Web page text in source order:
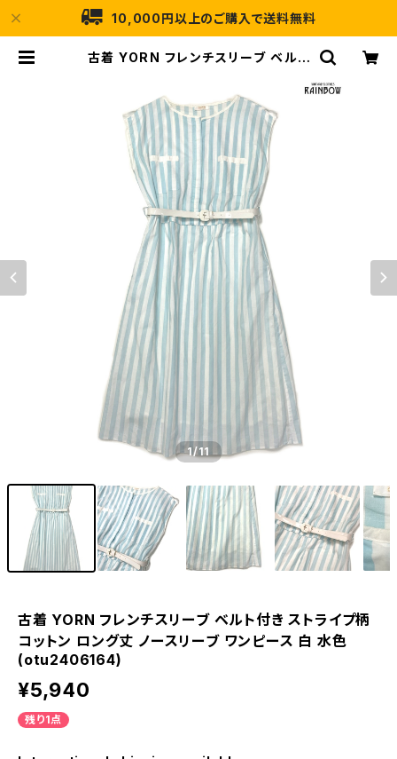
10,000円以上のご購入で送料無料
古着 YORN フレンチスリーブ ベルト
ノースリーブ ワンピース 白 水色 (ot
u2406164) | 古着屋RAINBOW
1/11
古着 YORN フレンチスリーブ ベルト付き ストライプ柄
コットン ロング丈 ノースリーブ ワンピース 白 水色
(otu2406164)
¥5,940
残り1点